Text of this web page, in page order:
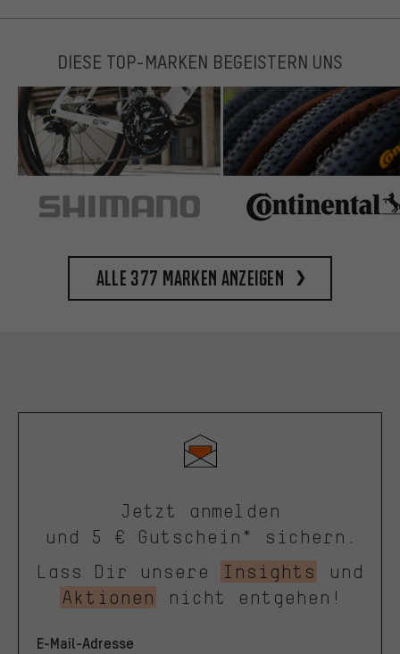
DIESE TOP-MARKEN BEGEISTERN UNS
Alle 377 Marken anzeigen
Jetzt anmelden
und 5 € Gutschein* sichern.
Lass Dir unsere
Insights
und
Aktionen
nicht entgehen!
E-Mail-Adresse